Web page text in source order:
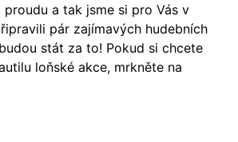
a tak jsme si pro Vás v
pár zajímavých hudebních
stát za to! Pokud si chcete
loňské akce, mrkněte na